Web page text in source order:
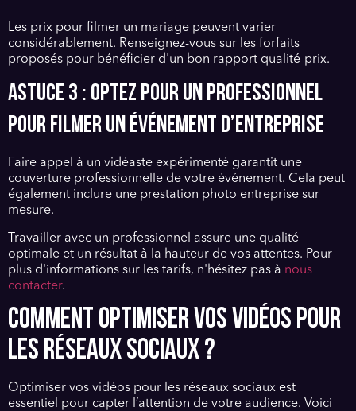
Les prix pour filmer un mariage peuvent varier
considérablement. Renseignez-vous sur les forfaits
proposés pour bénéficier d'un bon rapport qualité-prix.
Astuce 3 : Optez pour un professionnel
pour filmer un événement d’entreprise
Faire appel à un vidéaste expérimenté garantit une
couverture professionnelle de votre événement. Cela peut
également inclure une prestation photo entreprise sur
mesure.
Travailler avec un professionnel assure une qualité
optimale et un résultat à la hauteur de vos attentes. Pour
plus d'informations sur les tarifs, n'hésitez pas à nous
contacter.
COMMENT OPTIMISER VOS VIDÉOS POUR
LES RÉSEAUX SOCIAUX ?
Optimiser vos vidéos pour les réseaux sociaux est
essentiel pour capter l’attention de votre audience. Voici